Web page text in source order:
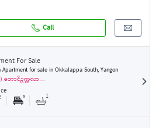
Call
For Sale
for sale in Okkalappa South, Yangon
) တောင်ဥက္ကလာ…
x 1